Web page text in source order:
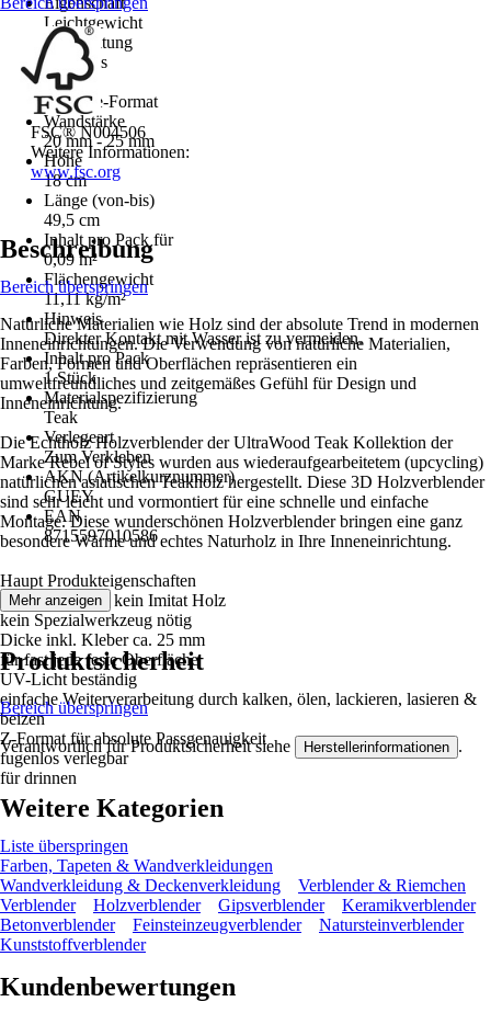
Leichtgewicht
Verarbeitung
Fugenlos
Format
Z-Shape-Format
Wandstärke
20 mm - 25 mm
Höhe
18 cm
Länge (von-bis)
49,5 cm
Inhalt pro Pack für
0,09 m²
Flächengewicht
11,11 kg/m²
Hinweis
Direkter Kontakt mit Wasser ist zu vermeiden.
Inhalt pro Pack
1 Stück
Materialspezifizierung
Teak
Verlegeart
Zum Verkleben
AKN (Artikelkurznummer)
GUEY
EAN
8715597010586
FSC® N004506
Weitere Informationen:
www.fsc.org
Beschreibung
Bereich überspringen
Natürliche Materialien wie Holz sind der absolute Trend in modernen
Inneneinrichtungen. Die Verwendung von natürliche Materialien,
Farben, Formen und Oberflächen repräsentieren ein
umweltfreundliches und zeitgemäßes Gefühl für Design und
Inneneinrichtung.
Die Echtholz Holzverblender der UltraWood Teak Kollektion der
Marke Rebel of Styles wurden aus wiederaufgearbeitetem (upcycling)
natürlichen asiatischen Teakholz hergestellt. Diese 3D Holzverblender
sind sehr leicht und vormontiert für eine schnelle und einfache
Montage. Diese wunderschönen Holzverblender bringen eine ganz
besondere Wärme und echtes Naturholz in Ihre Inneneinrichtung.
Haupt Produkteigenschaften
Teak Echtholz - kein Imitat Holz
kein Spezialwerkzeug nötig
Dicke inkl. Kleber ca. 25 mm
für fast jede feste Oberfläche
UV-Licht beständig
einfache Weiterverarbeitung durch kalken, ölen, lackieren, lasieren &
beizen
Z-Format für absolute Passgenauigkeit
fugenlos verlegbar
für drinnen
Mehr anzeigen
Produktsicherheit
Bereich überspringen
Verantwortlich für Produktsicherheit siehe Herstellerinformationen .
Weitere Kategorien
Liste überspringen
Farben, Tapeten & Wandverkleidungen
Wandverkleidung & Deckenverkleidung
Verblender & Riemchen
Verblender
Holzverblender Gipsverblender
Keramikverblender
Betonverblender
Feinsteinzeugverblender
Natursteinverblender
Kunststoffverblender
Kundenbewertungen